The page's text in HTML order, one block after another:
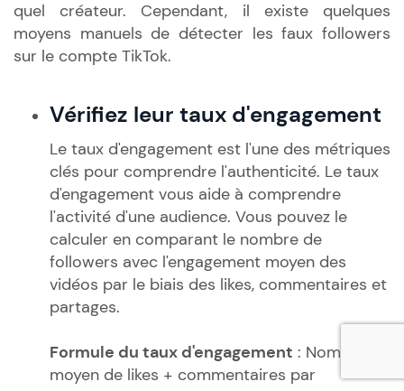
quel créateur. Cependant, il existe quelques
moyens manuels de détecter les faux followers
sur le compte TikTok.
Vérifiez leur taux d'engagement
Le taux d'engagement est l'une des métriques
clés pour comprendre l'authenticité. Le taux
d'engagement vous aide à comprendre
l'activité d'une audience. Vous pouvez le
calculer en comparant le nombre de
followers avec l'engagement moyen des
vidéos par le biais des likes, commentaires et
partages.
Formule du taux d'engagement : Nombre
moyen de likes + commentaires par